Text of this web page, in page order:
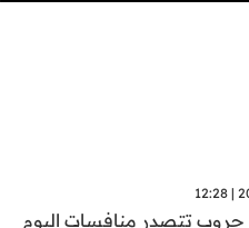
جروب تتصدر منافسات اليوم